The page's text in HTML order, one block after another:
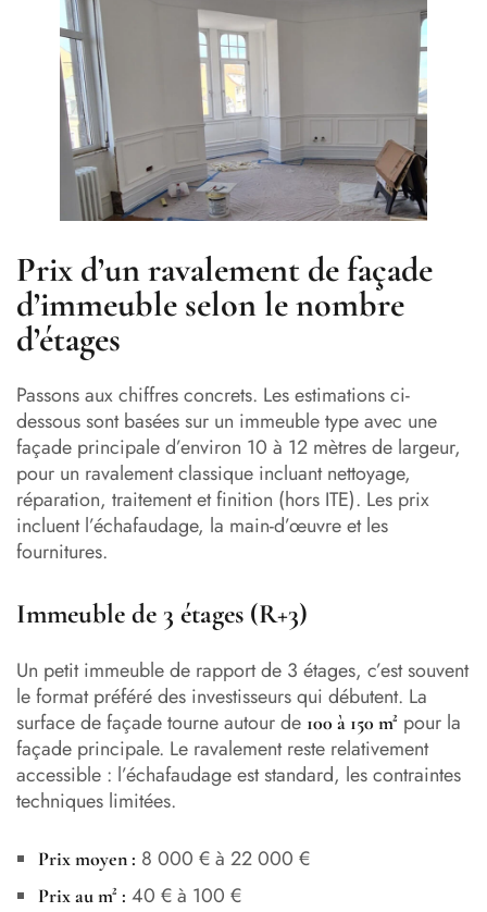
Prix d’un ravalement de façade
d’immeuble selon le nombre
d’étages
Passons aux chiffres concrets. Les estimations ci-
dessous sont basées sur un immeuble type avec une
façade principale d’environ 10 à 12 mètres de largeur,
pour un ravalement classique incluant nettoyage,
réparation, traitement et finition (hors ITE). Les prix
incluent l’échafaudage, la main-d’œuvre et les
fournitures.
Immeuble de 3 étages (R+3)
Un petit immeuble de rapport de 3 étages, c’est souvent
le format préféré des investisseurs qui débutent. La
surface de façade tourne autour de 100 à 150 m² pour la
façade principale. Le ravalement reste relativement
accessible : l’échafaudage est standard, les contraintes
techniques limitées.
Prix moyen : 8 000 € à 22 000 €
Prix au m² : 40 € à 100 €